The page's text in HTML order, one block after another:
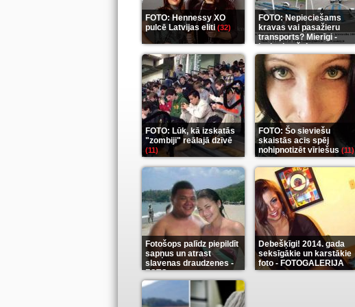
FOTO: Hennessy XO
pulcē Latvijas eliti(32)
FOTO: Nepieciešams
kravas vai pasažieru
transports? Mierīgi -
ieskaties šeit(35)
FOTO: Lūk, kā izskatās
"zombiji" reālajā dzīvē
(11)
FOTO: Šo sieviešu
skaistās acis spēj
nohipnotizēt vīriešus (11)
Fotošops palīdz piepildīt
sapņus un atrast
slavenas draudzenes -
FOTO(13)
Debešķīgi! 2014. gada
seksīgākie un karstākie
foto - FOTOGALERIJA
(9)